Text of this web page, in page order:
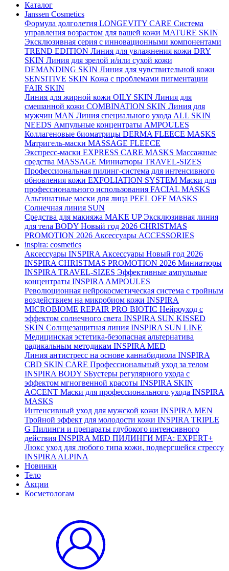
Каталог
Janssen Cosmetics
Формула долголетия LONGEVITY CARE Система
управления возрастом для вашей кожи MATURE SKIN
Эксклюзивная серия с инновационными компонентами
TREND EDITION Линия для увлажнения кожи DRY
SKIN Линия для зрелой и/или сухой кожи
DEMANDING SKIN Линия для чувствительной кожи
SENSITIVE SKIN Кожа с проблемами пигментации
FAIR SKIN
Линия для жирной кожи OILY SKIN Линия для
смешанной кожи COMBINATION SKIN Линия для
мужчин MAN Линия специального ухода ALL SKIN
NEEDS Ампульные концентраты AMPOULES
Коллагеновые биоматрицы DERMA FLEECE MASKS
Матригель-маски MASSAGE FLEECE
Экспресс-маски EXPRESS CARE MASKS Массажные
средства MASSAGE Миниатюры TRAVEL-SIZES
Профессиональная пилинг-система для интенсивного
обновления кожи EXFOLIATION SYSTEM Маски для
профессионального использования FACIAL MASKS
Альгинатные маски для лица PEEL OFF MASKS
Солнечная линия SUN
Средства для макияжа MAKE UP Эксклюзивная линия
для тела BODY Новый год 2026 CHRISTMAS
PROMOTION 2026 Аксессуары ACCESSORIES
inspira: cosmetics
Аксессуары INSPIRA Аксессуары Новый год 2026
INSPIRA CHRISTMAS PROMOTION 2026 Миниатюры
INSPIRA TRAVEL-SIZES Эффективные ампульные
концентраты INSPIRA AMPOULES
Революционная нейрокосметическая система с тройным
воздействием на микробиом кожи INSPIRA
MICROBIOME REPAIR PRO BIOTIC Нейроуход с
эффектом солнечного света INSPIRA SUN KISSED
SKIN Солнцезащитная линия INSPIRA SUN LINE
Медицинская эстетика-безопасная альтернатива
радикальным методикам INSPIRA MED
Линия антистресс на основе каннабидиола INSPIRA
CBD SKIN CARE Профессиональный уход за телом
INSPIRA BODY SБустеры регулярного ухода с
эффектом мгногвенной красоты INSPIRA SKIN
ACCENT Маски для профессионального ухода INSPIRA
MASKS
Интенсивный уход для мужской кожи INSPIRA MEN
Тройной эффект для молодости кожи INSPIRA TRIPLE
G Пилинги и препараты глубокого интенсивного
действия INSPIRA MED ПИЛИНГИ MFA: EXPERT+
Люкс уход для любого типа кожи, подвергшейся стрессу
INSPIRA ALPINA
Новинки
Тело
Акции
Косметологам